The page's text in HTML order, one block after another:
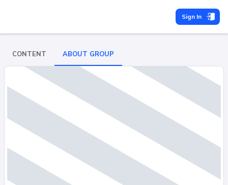
Sign In
CONTENT ABOUT GROUP